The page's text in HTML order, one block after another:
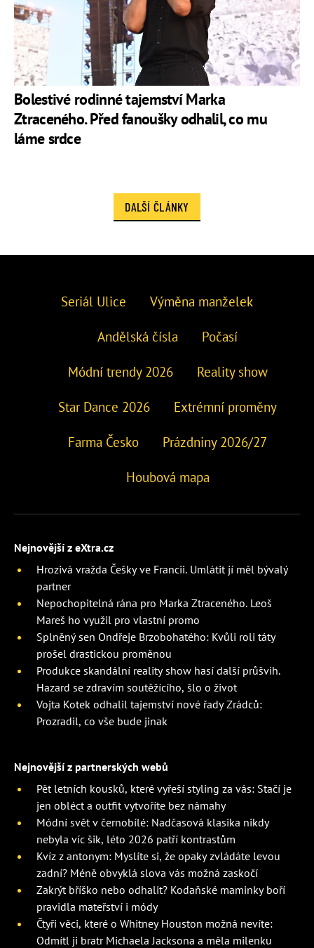
Bolestivé rodinné tajemství Marka
Ztraceného. Před fanoušky odhalil, co mu
láme srdce
DALŠÍ ČLÁNKY
Seriál Ulice Výměna manželek
Andělská čísla Počasí
Módní trendy 2026 Reality show
Star Dance 2026 Extrémní proměny
Farma Česko Prázdniny 2026/27
Houbová mapa
Nejnovější z eXtra.cz
Hrozivá vražda Češky ve Francii. Umlátit jí měl bývalý
partner
Nepochopitelná rána pro Marka Ztraceného. Leoš
Mareš ho využil pro vlastní promo
Splněný sen Ondřeje Brzobohatého: Kvůli roli táty
prošel drastickou proměnou
Produkce skandální reality show hasí další průšvih.
Hazard se zdravím soutěžícího, šlo o život
Vojta Kotek odhalil tajemství nové řady Zrádců:
Prozradil, co vše bude jinak
Nejnovější z partnerských webů
Pět letních kousků, které vyřeší styling za vás: Stačí je
jen obléct a outfit vytvoříte bez námahy
Módní svět v černobílé: Nadčasová klasika nikdy
nebyla víc šik, léto 2026 patří kontrastům
Kvíz z antonym: Myslíte si, že opaky zvládáte levou
zadní? Méně obvyklá slova vás možná zaskočí
Zakrýt bříško nebo odhalit? Kodaňské maminky boří
pravidla mateřství i módy
Čtyři věci, které o Whitney Houston možná nevíte:
Odmítl ji bratr Michaela Jacksona a měla milenku